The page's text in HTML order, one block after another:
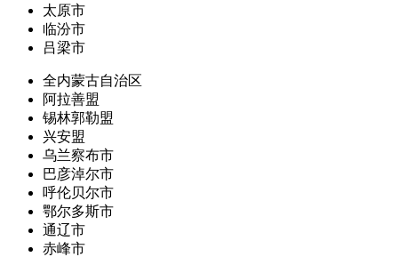
太原市
临汾市
吕梁市
全内蒙古自治区
阿拉善盟
锡林郭勒盟
兴安盟
乌兰察布市
巴彦淖尔市
呼伦贝尔市
鄂尔多斯市
通辽市
赤峰市